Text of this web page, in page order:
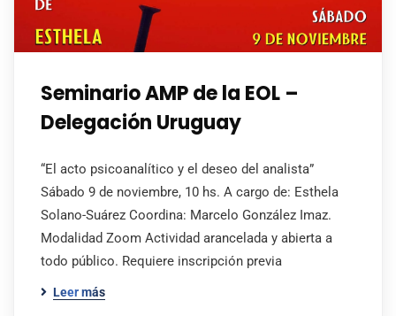
Seminario AMP de la EOL –
Delegación Uruguay
“El acto psicoanalítico y el deseo del analista”
Sábado 9 de noviembre, 10 hs. A cargo de: Esthela
Solano-Suárez Coordina: Marcelo González Imaz.
Modalidad Zoom Actividad arancelada y abierta a
todo público. Requiere inscripción previa
Leer más